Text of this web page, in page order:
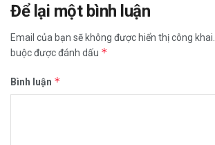
Để lại một bình luận
Email của bạn sẽ không được hiển thị công khai.
buộc được đánh dấu *
Bình luận *